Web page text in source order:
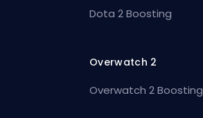
Dota 2 Boosting
Overwatch 2
Overwatch 2 Boosting